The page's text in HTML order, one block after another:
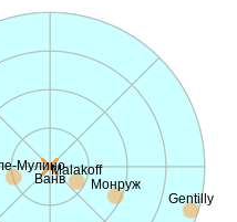
Ванв
Мулино
Монруж
Malakoff
Gentilly